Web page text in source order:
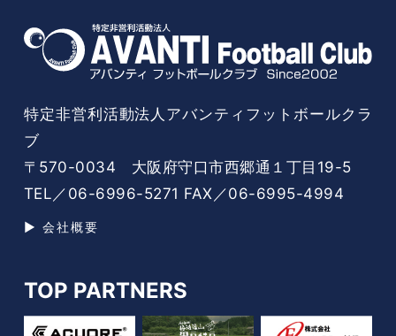
特定非営利活動法人アバンティフットボールクラ
ブ
〒570-0034 大阪府守口市西郷通１丁目19-5
TEL／06-6996-5271 FAX／06-6995-4994
▶ 会社概要
TOP PARTNERS